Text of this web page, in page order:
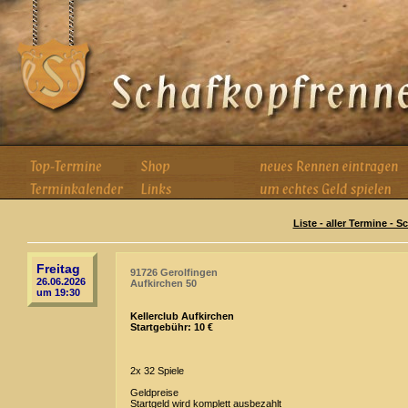
Liste - aller Termine -
Freitag
26.06.2026
um 19:30
91726 Gerolfingen
Aufkirchen 50
Kellerclub Aufkirchen
Startgebühr: 10 €
2x 32 Spiele
Geldpreise
Startgeld wird komplett ausbezahlt